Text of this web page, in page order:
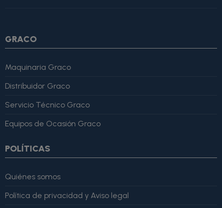
GRACO
Maquinaria Graco
Distribuidor Graco
Servicio Técnico Graco
Equipos de Ocasión Graco
POLÍTICAS
Quiénes somos
Política de privacidad y Aviso legal